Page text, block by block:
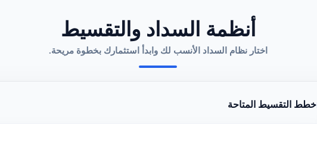
أنظمة السداد والتقسيط
اختار نظام السداد الأنسب لك وابدأ استثمارك بخطوة مريحة.
خطط التقسيط المتاحة